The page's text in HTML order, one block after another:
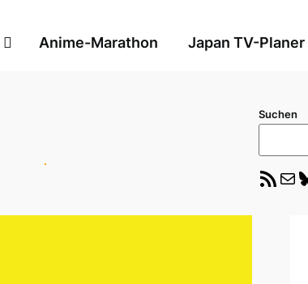
Anime-Marathon Japan TV-Planer
Suchen
RSS-Feed E-Mail Bluesky